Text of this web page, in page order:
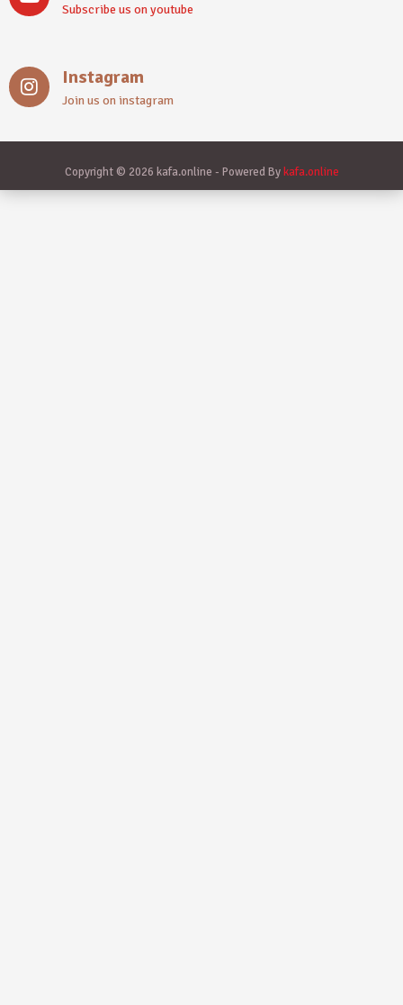
Subscribe us on youtube
Instagram
Join us on instagram
Copyright © 2026 kafa.online - Powered By kafa.online